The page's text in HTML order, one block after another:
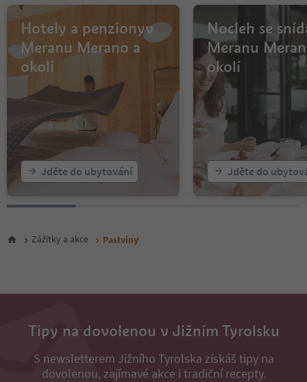
Hotely a penzionyv
Meranu Merano a
okolí
Jděte do ubytování
Nocleh se
Meranu
okolí
Jděte do
Zážitky a akce Pastviny
Tipy na dovolenou v Jižním Tyrolsku
S newsletterem Jižního Tyrolska získáš tipy na
dovolenou, zajímavé akce i tradiční recepty.